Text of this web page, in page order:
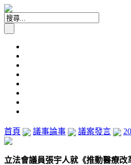
首頁 議事論事 議案發言
立法會議員張宇人就《推動醫療改